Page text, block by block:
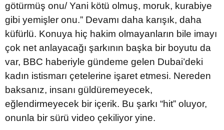
götürmüş onu/ Yani kötü olmuş, moruk, kurabiye
gibi yemişler onu.” Devamı daha karışık, daha
küfürlü. Konuya hiç hakim olmayanların bile imayı
çok net anlayacağı şarkının başka bir boyutu da
var, BBC haberiyle gündeme gelen Dubai’deki
kadın istismarı çetelerine işaret etmesi. Nereden
baksanız, insanı güldüremeyecek,
eğlendirmeyecek bir içerik. Bu şarkı “hit” oluyor,
onunla bir sürü video çekiliyor yine.